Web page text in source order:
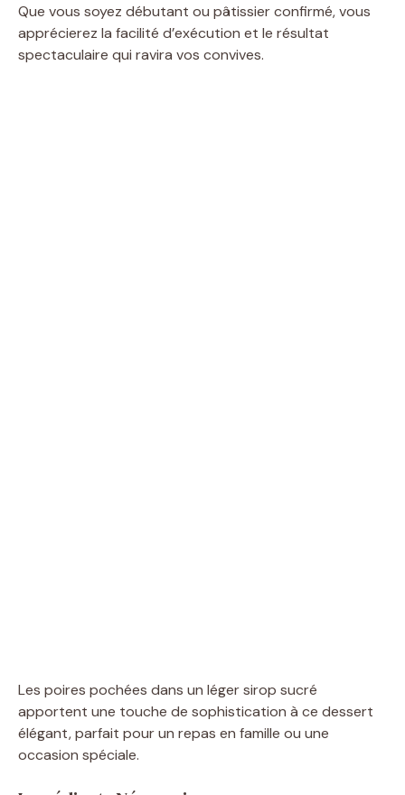
Que vous soyez débutant ou pâtissier confirmé, vous
apprécierez la facilité d’exécution et le résultat
spectaculaire qui ravira vos convives.
Les poires pochées dans un léger sirop sucré
apportent une touche de sophistication à ce dessert
élégant, parfait pour un repas en famille ou une
occasion spéciale.